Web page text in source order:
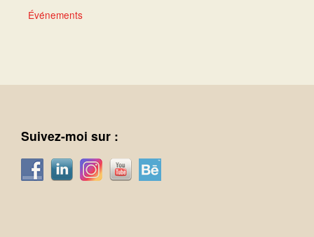
Événements
Suivez-moi sur :